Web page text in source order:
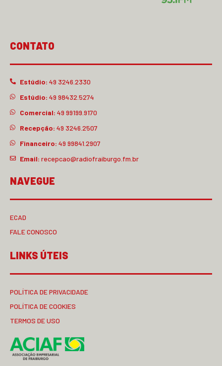
CONTATO
Estúdio: 49 3246.2330
Estúdio: 49 98432.5274
Comercial: 49 99199.9170
Recepção: 49 3246.2507
Financeiro: 49 99841.2907
Email: recepcao@radiofraiburgo.fm.br
NAVEGUE
ECAD
FALE CONOSCO
LINKS ÚTEIS
POLÍTICA DE PRIVACIDADE
POLÍTICA DE COOKIES
TERMOS DE USO